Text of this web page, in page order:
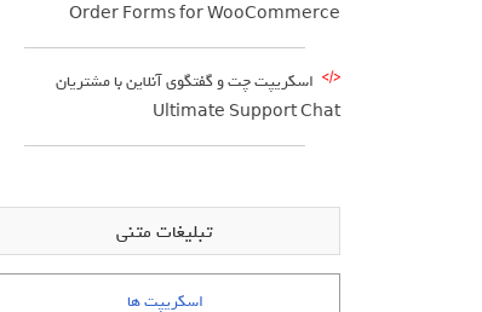
Order Forms for WooCommerce
اسکریپت چت و گفتگوی آنلاین با مشتریان
Ultimate Support Chat
تبلیغات متنی
اسکریپت ها